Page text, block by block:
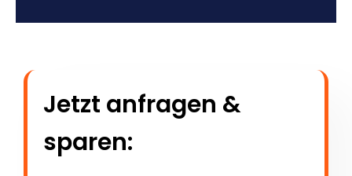
Jetzt anfragen &
sparen: